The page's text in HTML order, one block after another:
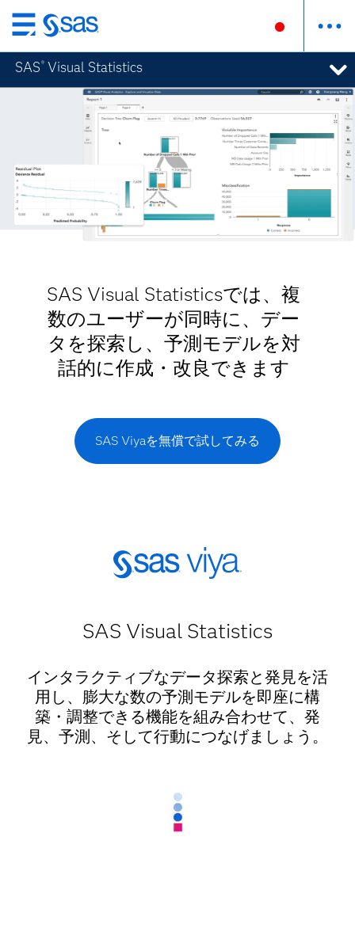
Skip
to
main
content
SAS ® Visual Statistics
SAS Visual Statisticsでは、複
数のユーザーが同時に、デー
タを探索し、予測モデルを対
話的に作成・改良できます
SAS Viyaを無償で試してみる
SAS Visual Statistics
インタラクティブなデータ探索と発見を活
用し、膨大な数の予測モデルを即座に構
築・調整できる機能を組み合わせて、発
見、予測、そして行動につなげましょう。